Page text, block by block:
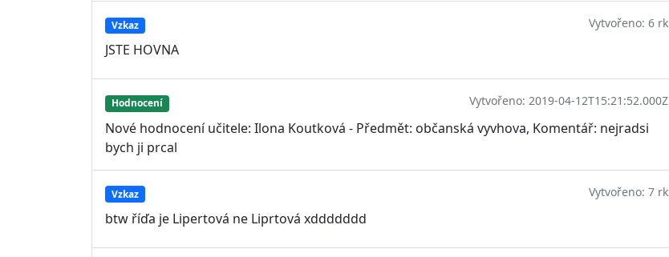
Vzkaz Vytvořeno: 6 rk
JSTE HOVNA
Hodnocení Vytvořeno: 2019-04-12T15:21:52.000Z
Nové hodnocení učitele: Ilona Koutková - Předmět: občanská vyvhova, Komentář: nejradsi
bych ji prcal
Vzkaz Vytvořeno: 7 rk
btw říďa je Lipertová ne Liprtová xddddddd